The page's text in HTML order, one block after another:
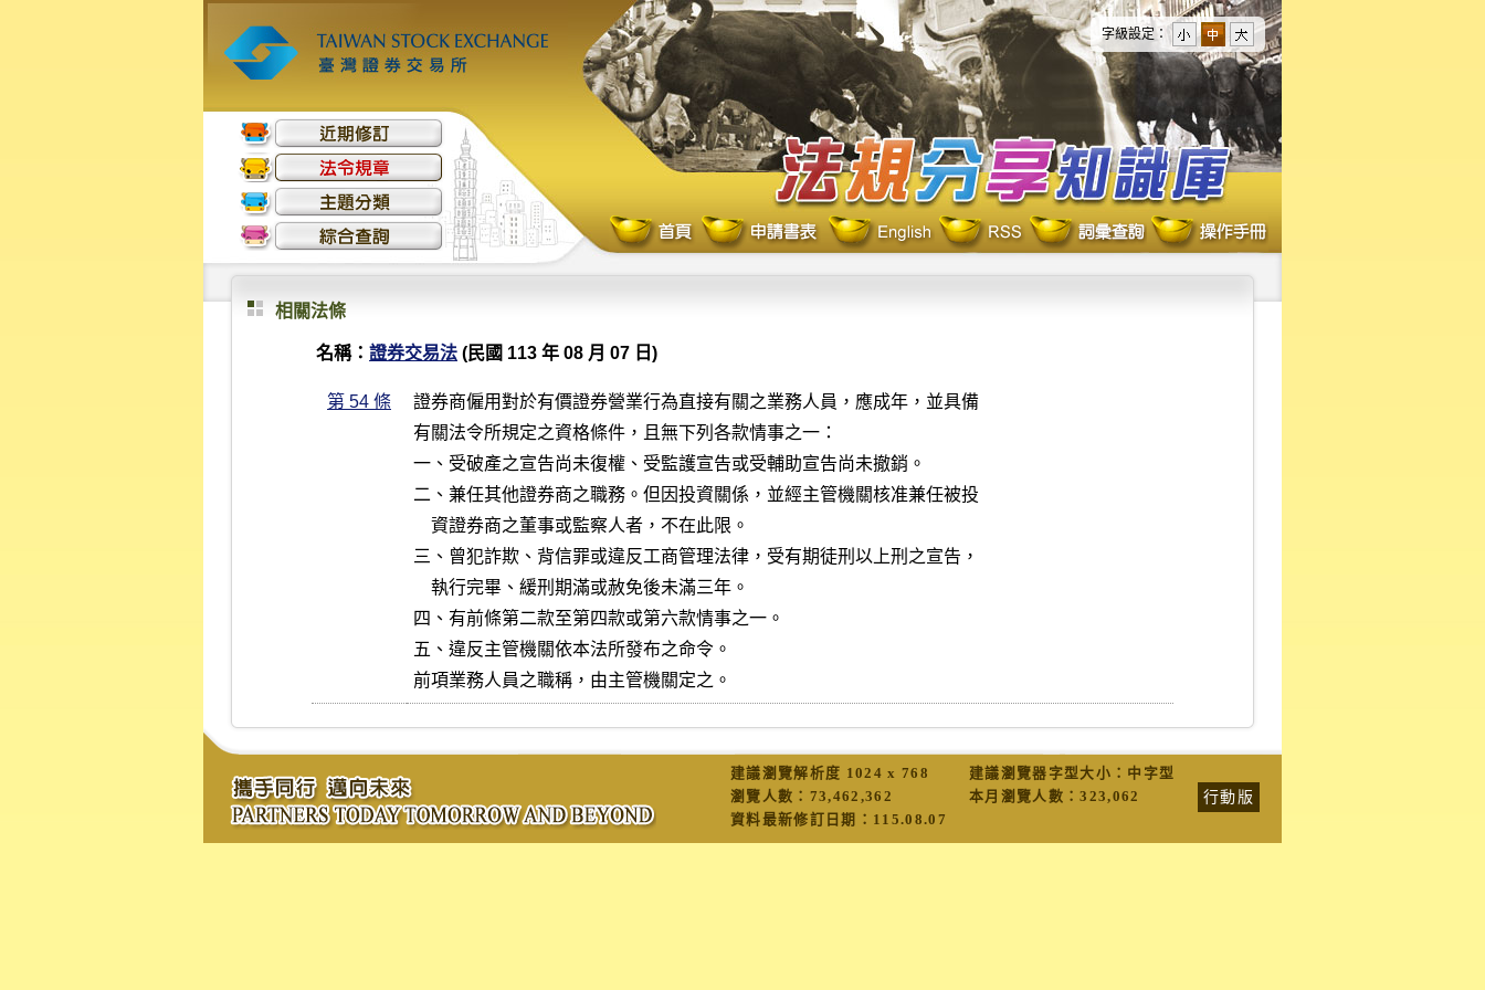
字級設定：
相關法條
名稱： 證券交易法 (民國 113 年 08 月 07 日)
第 54 條
證券商僱用對於有價證券營業行為直接有關之業務人員，應成年，並具備
有關法令所規定之資格條件，且無下列各款情事之一：
一、受破產之宣告尚未復權、受監護宣告或受輔助宣告尚未撤銷。
二、兼任其他證券商之職務。但因投資關係，並經主管機關核准兼任被投
三、曾犯詐欺、背信罪或違反工商管理法律，受有期徒刑以上刑之宣告，
四、有前條第二款至第四款或第六款情事之一。
五、違反主管機關依本法所發布之命令。
前項業務人員之職稱，由主管機關定之。
建議瀏覽解析度 1024 x 768 建議瀏覽器字型大小：中字型
行動版
瀏覽人數： 73,462,362 本月瀏覽人數：323,062
資料最新修訂日期： 115.08.07